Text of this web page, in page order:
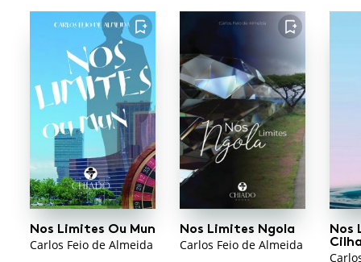
FAVORITO
Nos Limites Ou Mun
Carlos Feio de Almeida
FAVORITO
Nos Limites Ngola
Carlos Feio de Almeida
Nos